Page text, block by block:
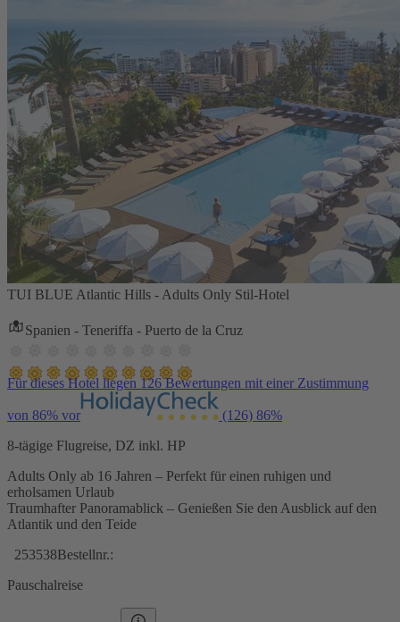
TUI BLUE Atlantic Hills - Adults Only Stil-Hotel
Spanien - Teneriffa - Puerto de la Cruz
Für dieses Hotel liegen 126 Bewertungen mit einer Zustimmung
von 86% vor (126) 86%
8-tägige Flugreise, DZ inkl. HP
Adults Only ab 16 Jahren – Perfekt für einen ruhigen und
erholsamen Urlaub
Traumhafter Panoramablick – Genießen Sie den Ausblick auf den
Atlantik und den Teide
253538Bestellnr.:
Pauschalreise